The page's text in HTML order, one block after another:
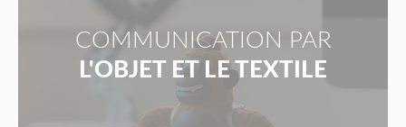
COMMUNICATION PAR
L'OBJET ET LE TEXTILE